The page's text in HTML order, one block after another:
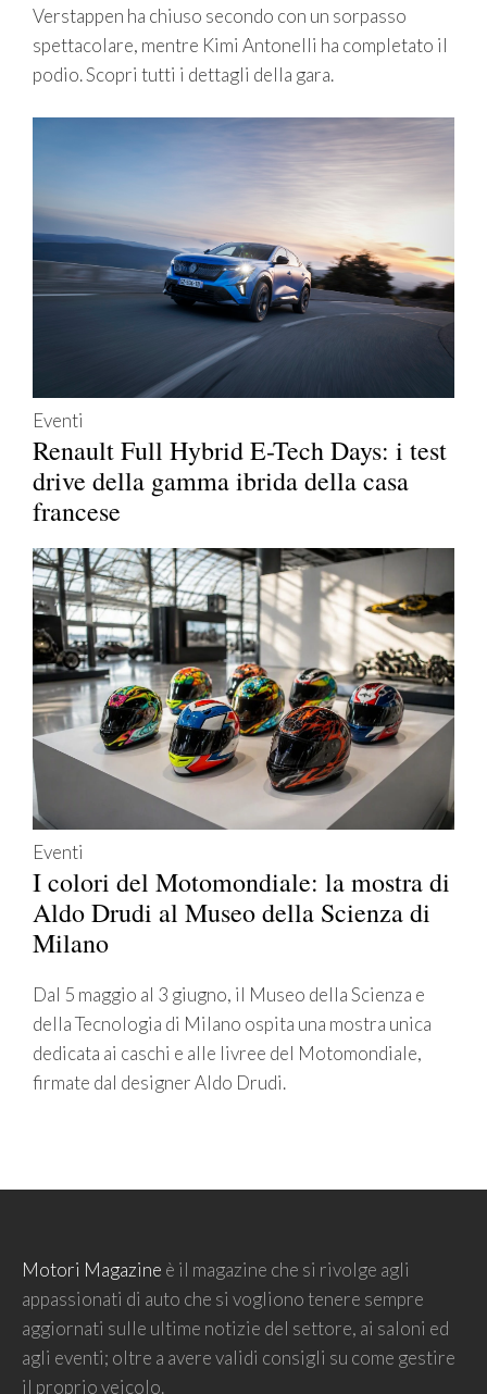
Verstappen ha chiuso secondo con un sorpasso
spettacolare, mentre Kimi Antonelli ha completato il
podio. Scopri tutti i dettagli della gara.
Eventi
Renault Full Hybrid E-Tech Days: i test
drive della gamma ibrida della casa
francese
Eventi
I colori del Motomondiale: la mostra di
Aldo Drudi al Museo della Scienza di
Milano
Dal 5 maggio al 3 giugno, il Museo della Scienza e
della Tecnologia di Milano ospita una mostra unica
dedicata ai caschi e alle livree del Motomondiale,
firmate dal designer Aldo Drudi.
Motori Magazine è il magazine che si rivolge agli
appassionati di auto che si vogliono tenere sempre
aggiornati sulle ultime notizie del settore, ai saloni ed
agli eventi; oltre a avere validi consigli su come gestire
il proprio veicolo.